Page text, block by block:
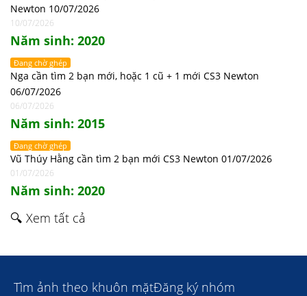
Newton 10/07/2026
10/07/2026
Năm sinh: 2020
Đang chờ ghép
Nga cần tìm 2 bạn mới, hoặc 1 cũ + 1 mới CS3 Newton
06/07/2026
06/07/2026
Năm sinh: 2015
Đang chờ ghép
Vũ Thúy Hằng cần tìm 2 bạn mới CS3 Newton 01/07/2026
01/07/2026
Năm sinh: 2020
🔍 Xem tất cả
Tìm ảnh theo khuôn mặtĐăng ký nhóm